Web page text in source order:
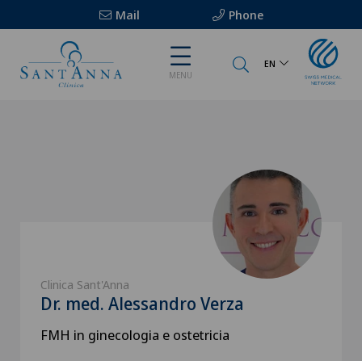
Mail Phone
MENU
EN
Clinica Sant'Anna
Dr. med. Alessandro Verza
FMH in ginecologia e ostetricia